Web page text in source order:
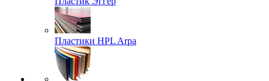
Пластики HPL Arpa